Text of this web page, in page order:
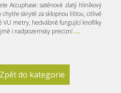
Accuphase: saténově zlatý hliníkový
chytře skryté za sklopnou lištou, citlivé
VU metry, hedvábně fungující knoflíky
i nadpozemsky precizní ...
Zpět do kategorie